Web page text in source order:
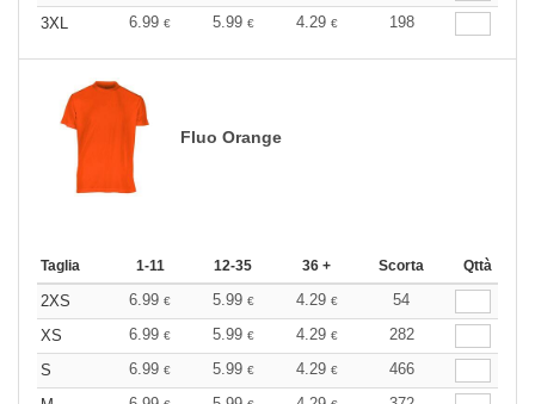
3XL
6.99 € 5.99 € 4.29 € 198
Fluo Orange
Taglia 1-11 12-35 36 + Scorta Qttà
2XS 6.99 € 5.99 € 4.29 €
54
XS
6.99 € 5.99 € 4.29 €
282
S
6.99 € 5.99 € 4.29 €
466